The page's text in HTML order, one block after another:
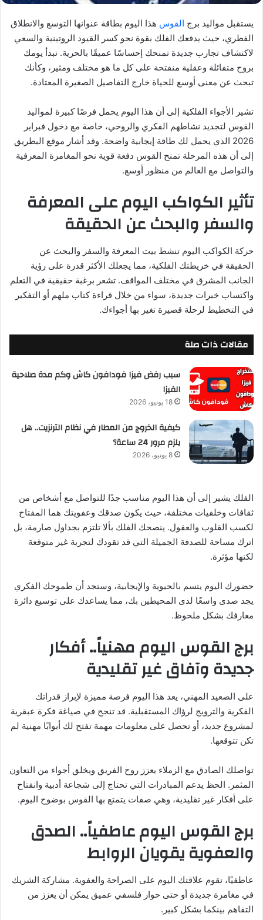
يستقبل مواليد برج القوس هذا اليوم بطاقة عنوانها التوسع والانطلاق
الفطري، حيث يدفعك الفلك بقوة نحو كسر القيود الروتينية والسعي
لاكتشاف تجارب جديدة تمنحك إحساسًا عميقًا بالحرية. تبدأ يومك
بروح متفائلة وعقلية منفتحة على كل ما هو مختلف ومثير، وكأنك
تبحث عن معنى أوسع للحياة خارج التفاصيل الصغيرة المعتادة.
تشير الأجواء الفلكية إلى أن هذا اليوم يحمل فرصًا كبيرة لمواليد
القوس لتجديد نشاطهم الفكري والروحي، خاصة مع دخول فبراير
2026 الذي يحمل لك طاقة إيجابية واضحة. وقد أشار موقع البطريق
إلى أن هذه المرحلة تمنح القوس دفعة قوية نحو المغامرة المعرفية
والتواصل مع العالم من منظور أوسع.
تأثير الكواكب اليوم على المعرفة
والسفر والبحث عن الحقيقة
حركة الكواكب اليوم تنشط بيت المعرفة والسفر والبحث عن
الحقيقة في خريطتك الفلكية، مما يجعلك الأكثر قدرة على رؤية
الجانب المشرق في مختلف المواقف. تشعر برغبة حقيقية في التعلم
واكتساب خبرات جديدة، سواء من خلال قراءة كتاب ملهم أو التفكير
في التخطيط لرحلة قصيرة تغير بها أجواءك.
مقالات ذات صلة
سبب رفض فيزا فودافون كاش وكم مدة صلاحية
الفيزا
18 يونيو، 2026
كيفية الخروج من المطار في نظام الترنزيت.. هل
يلزم مرور 24 ساعة؟
8 يونيو، 2026
الفلك يشير إلى أن هذا اليوم مناسب جدًا للتواصل مع أشخاص من
ثقافات وخلفيات مختلفة، حيث يكون صدقك وعفويتك هما المفتاح
لكسب القلوب والعقول. ينصحك الفلك بألا تلتزم بجداول صارمة، بل
اترك مساحة للصدفة الجميلة التي قد تقودك لتجربة غير متوقعة
لكنها مؤثرة.
حضورك اليوم يتسم بالحيوية والإيجابية، وستجد أن طموحك الفكري
يجد صدى واسعًا لدى المحيطين بك، مما يساعدك على توسيع دائرة
معارفك بشكل ملحوظ.
برج القوس اليوم مهنياً.. أفكار
جديدة وآفاق غير تقليدية
على الصعيد المهني، يعد هذا اليوم فرصة مميزة لإبراز قدراتك
الفكرية والترويج لرؤاك المستقبلية. قد تنجح في صياغة فكرة عبقرية
لمشروع جديد، أو تحصل على معلومات مهمة تفتح لك أبوابًا مهنية لم
تكن تتوقعها.
تواصلك الصادق مع الزملاء يعزز روح الفريق ويخلق أجواء من التعاون
المثمر. الحظ يدعم المبادرات التي تحتاج إلى شجاعة أدبية وانفتاح
على أفكار غير تقليدية، وهي صفات يتمتع بها القوس بوضوح اليوم.
برج القوس اليوم عاطفياً.. الصدق
والعفوية يقويان الروابط
عاطفيًا، تقوم علاقتك اليوم على الصراحة والعفوية. مشاركة الشريك
في مغامرة جديدة أو حتى حوار فلسفي عميق يمكن أن يعزز من
التفاهم بينكما بشكل كبير.